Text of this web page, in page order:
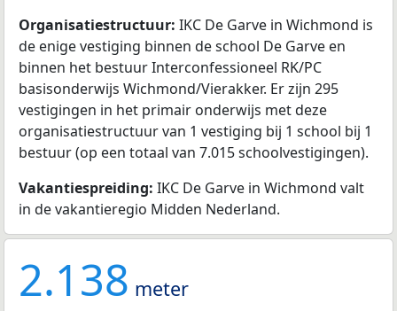
Organisatiestructuur: IKC De Garve in Wichmond is
de enige vestiging binnen de school De Garve en
binnen het bestuur Interconfessioneel RK/PC
basisonderwijs Wichmond/Vierakker. Er zijn 295
vestigingen in het primair onderwijs met deze
organisatiestructuur van 1 vestiging bij 1 school bij 1
bestuur (op een totaal van 7.015 schoolvestigingen).
Vakantiespreiding: IKC De Garve in Wichmond valt
in de vakantieregio Midden Nederland.
2.138 meter